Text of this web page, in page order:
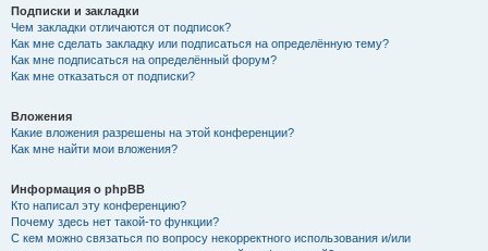
Подписки и закладки
Чем закладки отличаются от подписок?
Как мне сделать закладку или подписаться на определённую тему?
Как мне подписаться на определённый форум?
Как мне отказаться от подписки?
Вложения
Какие вложения разрешены на этой конференции?
Как мне найти мои вложения?
Информация о phpBB
Кто написал эту конференцию?
Почему здесь нет такой-то функции?
С кем можно связаться по вопросу некорректного использования и/или